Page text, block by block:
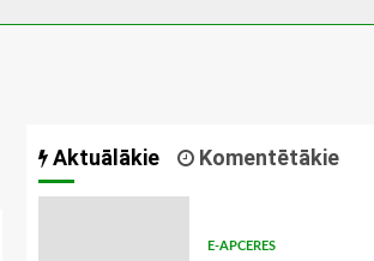
Aktuālākie Komentētākie
E-APCERES